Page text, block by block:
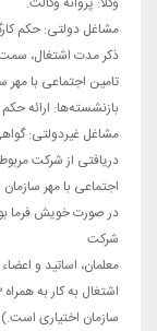
ذکر مدت اشتغال،
تامین اجتماعی با
بازنشسته­‌ها: ارائه حکم
مشاغل غیردولتی:
اجتماعی با مهر
در صورت خویش فرما
شرکت
معلمان، اساتید و
سازمان اختیاری است.)